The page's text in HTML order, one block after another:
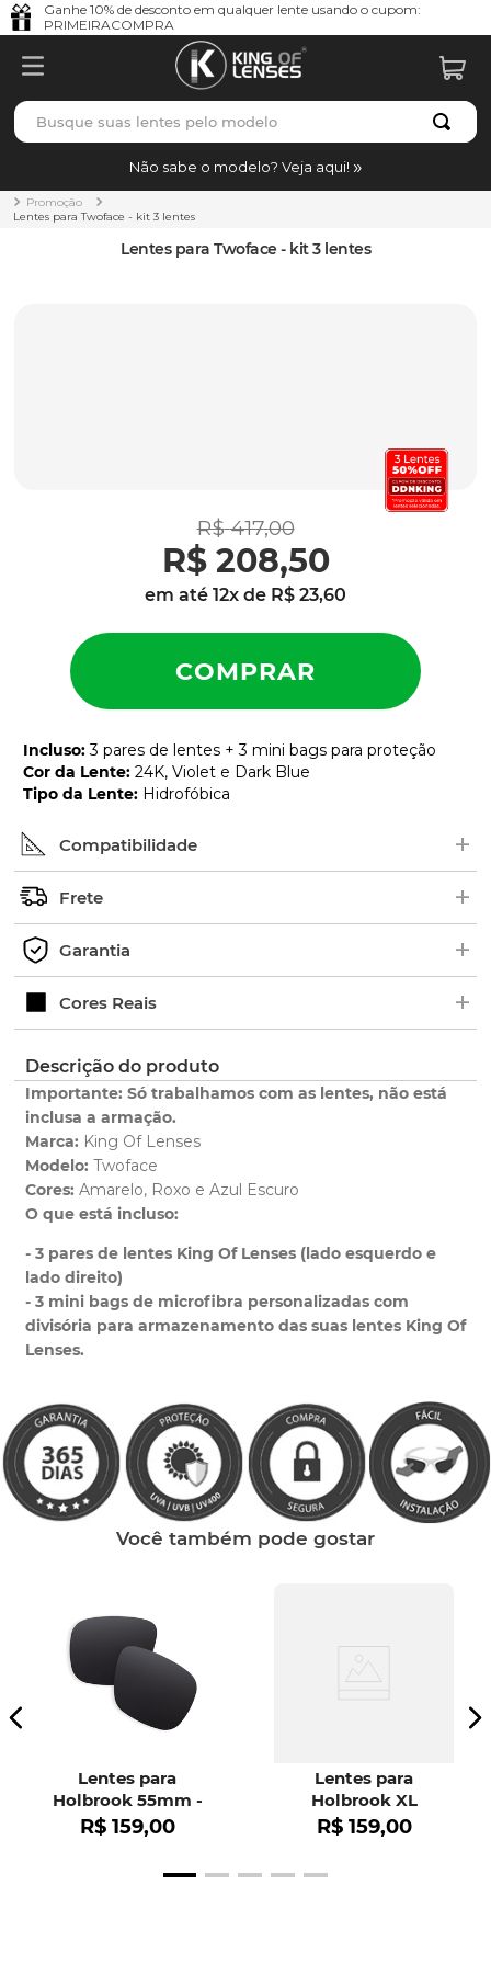
Ganhe 10% de desconto em qualquer lente usando o cupom:
PRIMEIRACOMPRA
Busque suas lentes pelo modelo
Não sabe o modelo? Veja aqui!
Promoção
Lentes para Twoface - kit 3 lentes
Lentes para Twoface - kit 3 lentes
R$ 417,00
R$ 208,50
em até 12x de R$ 23,60
Incluso: 3 pares de lentes + 3 mini bags para proteção
Cor da Lente: 24K, Violet e Dark Blue
Tipo da Lente: Hidrofóbica
Compatibilidade +
Procure pelo nome ou número de série (SKU) do
modelo no interior das hastes dos óculos. Em
alguns modelos, as borrachas ficam em cima.
Exemplo de Código:
Clique aqui
Frete +
Os pedidos são enviados geralmente de 2 a 5 dias
úteis.
Verifique o prazo de entrega no fechamento do
pedido.
Garantia +
Ao adquirir uma lente King OF Lenses você tem 1
ano de garantia para qualquer defeito de
Saiba maissobre nossa garantia completa.
Cores Reais +
redirecionado para nossa Central de Ajuda.
Descrição do produto
Importante: Só trabalhamos com as lentes, não está
inclusa a armação.
Marca: King Of Lenses
Modelo: Twoface
Cores: Amarelo, Roxo e Azul Escuro
O que está incluso:
- 3 pares de lentes King Of Lenses (lado esquerdo e
lado direito)
- 3 mini bags de microfibra personalizadas com
divisória para armazenamento das suas lentes King Of
Lenses.
Você também pode gostar
Lentes para
Holbrook 55mm -
OO9102
R$ 159,00
Lentes para
Holbrook XL
R$ 159,00
TERMOS MAIS BUSCADOS
1º borrachas
holbrook